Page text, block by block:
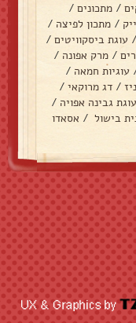
/ מתכונים /
/ מתכון לפיצה /
/ עוגת ביסקוויטים /
/ מרק אפונה /
עוגיות חמאה /
/ דג מרוקאי /
עוגת גבינה אפויה /
בישול / אסאדו